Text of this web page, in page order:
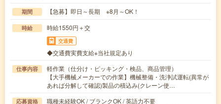
期間 【急募】即日～長期 ※8月～OK！
時給 時給1550円＋交
交通費
◆交通費実費支給※当社規定あり
仕事内容
軽作業（仕分け・ピッキング・検品、商品管理）
【大手機械メーカーでの作業】機械整備・洗浄試運転(異常が
あれば分解して確認)製品の積込み(クレーン使…
応募資格
職種未経験OK / ブランクOK / 英語力不要